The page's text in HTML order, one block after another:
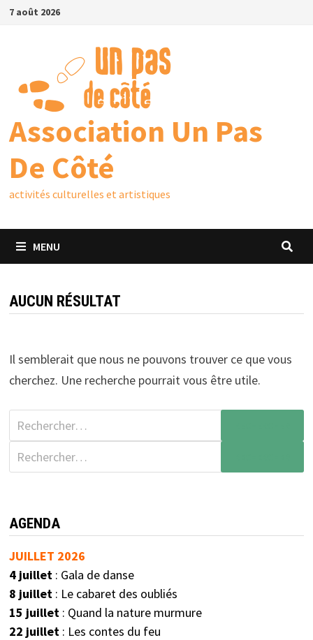
7 août 2026
Association Un Pas
De Côté
activités culturelles et artistiques
MENU
AUCUN RÉSULTAT
Il semblerait que nous ne pouvons trouver ce que vous
cherchez. Une recherche pourrait vous être utile.
AGENDA
JUILLET 2026
4 juillet: Gala de danse
8 juillet: Le cabaret des oubliés
15 juillet: Quand la nature murmure
22 juillet: Les contes du feu